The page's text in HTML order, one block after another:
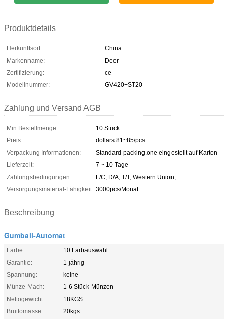
Produktdetails
Herkunftsort:
China
Markenname:
Deer
Zertifizierung:
ce
Modellnummer:
GV420+ST20
Zahlung und Versand AGB
Min Bestellmenge:
10 Stück
Preis:
dollars 81~85/pcs
Verpackung Informationen:
Standard-packing.one eingestellt auf Karton
Lieferzeit:
7 ~ 10 Tage
Zahlungsbedingungen:
L/C, D/A, T/T, Western Union,
Versorgungsmaterial-Fähigkeit: 3000pcs/Monat
Beschreibung
Gumball-Automat
Farbe:
10 Farbauswahl
Garantie:
1-jährig
Spannung:
keine
Münze-Mach:
1-6 Stück-Münzen
Nettogewicht:
18KGS
Bruttomasse:
20kgs